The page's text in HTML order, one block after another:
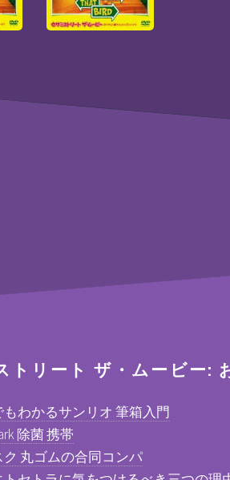
トリート ザ・ムービー:
もわかるサンリオ 筆箱入門
除菌 携帯
ク 丸ゴムの合同コンパ